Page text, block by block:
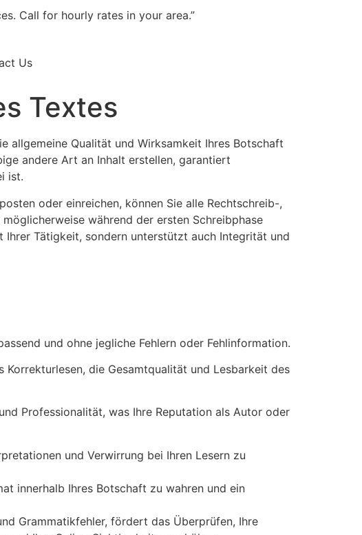
Call for hourly rates in your area.”
Us
Textes
allgemeine Qualität und Wirksamkeit Ihres Botschaft
andere Art an Inhalt erstellen, garantiert
ist.
oder einreichen, können Sie alle Rechtschreib-,
während der ersten Schreibphase
Tätigkeit, sondern unterstützt auch Integrität und
und ohne jegliche Fehlern oder Fehlinformation.
die Gesamtqualität und Lesbarkeit des
Professionalität, was Ihre Reputation als Autor oder
und Verwirrung bei Ihren Lesern zu
innerhalb Ihres Botschaft zu wahren und ein
Grammatikfehler, fördert das Überprüfen, Ihre